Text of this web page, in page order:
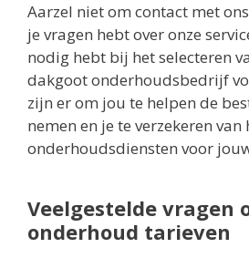
Aarzel niet om contact met
je vragen hebt over onze
nodig hebt bij het selecteren
dakgoot onderhoudsbedrijf
zijn er om jou te helpen de
nemen en je te verzekeren
onderhoudsdiensten voor
Veelgestelde vragen
onderhoud tarieven